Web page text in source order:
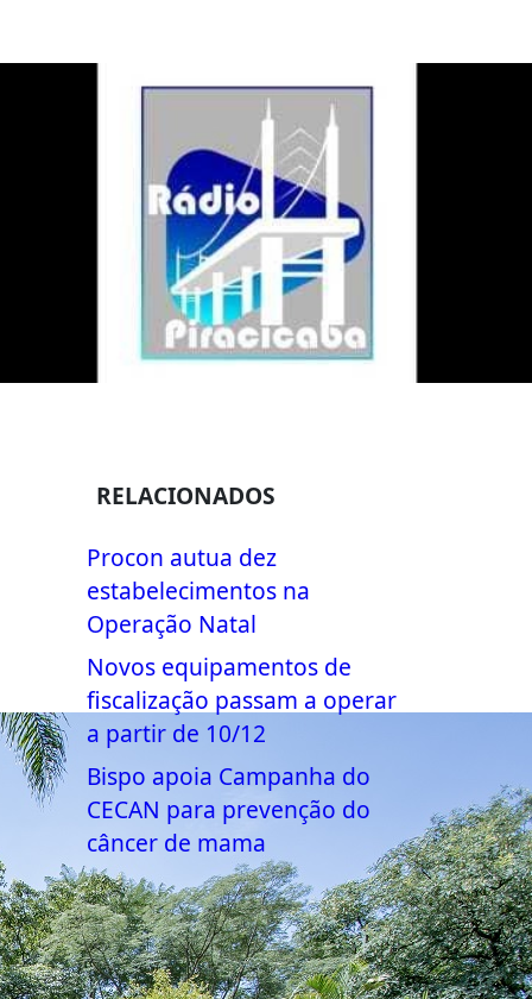
RELACIONADOS
Procon autua dez
estabelecimentos na
Operação Natal
Novos equipamentos de
fiscalização passam a operar
a partir de 10/12
Bispo apoia Campanha do
CECAN para prevenção do
câncer de mama